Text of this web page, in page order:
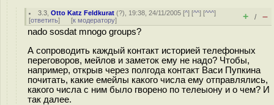
3.3 ,Otto Katz Feldkurat (?), 19:38, 24/11/2005 [^] [^^] [^^^]
[ответить] [к модератору] + / –
nado sosdat mnogo groups?
А сопроводить каждый контакт историей телефонных
переговоров, мейлов и заметок ему не надо? Чтобы,
например, открыв через полгода контакт Васи Пупкина
почитать, какие емейлы какого числа ему отправлялись,
какого числа с ним было гворено по телеыону и о чем? И
так далее.